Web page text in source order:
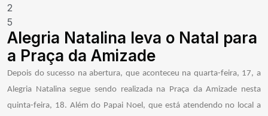
2
5
Alegria Natalina leva o Natal para
a Praça da Amizade
Depois do sucesso na abertura, que aconteceu na quarta-feira, 17, a
Alegria Natalina segue sendo realizada na Praça da Amizade nesta
quinta-feira, 18. Além do Papai Noel, que está atendendo no local a